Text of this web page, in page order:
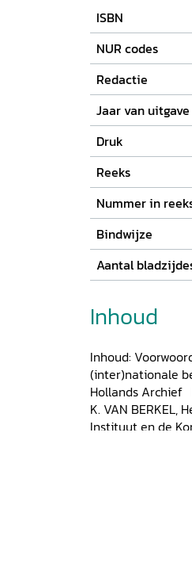
opgenomen van
Dit kan een
Nederland.
ISBN
NUR codes
Redactie
Jaar van uitgave
Druk
Reeks
Nummer in
Bindwijze
Aantal
Inhoud
Inhoud:
(inter)nationale
Hollands Archief
K. VAN
Instituut en de
Paul Ehrenfest:
Archiv G.